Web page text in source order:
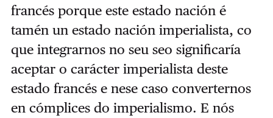
francés porque este estado nación é
tamén un estado nación imperialista, co
que integrarnos no seu seo significaría
aceptar o carácter imperialista deste
estado francés e nese caso converternos
en cómplices do imperialismo. E nós